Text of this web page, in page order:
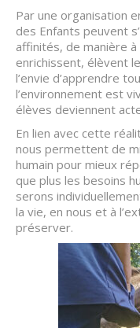
Par une organisation
des Enfants peuvent
affinités, de manière
enrichissent, élèvent
l’envie d’apprendre
l’environnement est
élèves deviennent
En lien avec cette
nous permettent de
humain pour mieux
que plus les besoins
serons
la vie, en nous et à
préserver.